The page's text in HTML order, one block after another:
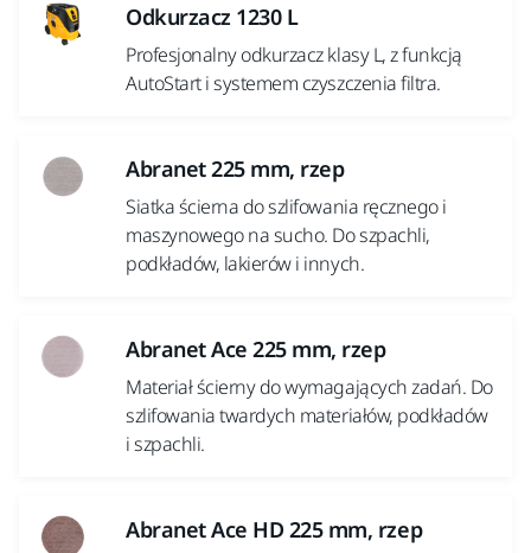
Odkurzacz 1230 L
Profesjonalny odkurzacz klasy L, z funkcją
AutoStart i systemem czyszczenia filtra.
Abranet 225 mm, rzep
Siatka ścierna do szlifowania ręcznego i
maszynowego na sucho. Do szpachli,
podkładów, lakierów i innych.
Abranet Ace 225 mm, rzep
Materiał ścierny do wymagających zadań. Do
szlifowania twardych materiałów, podkładów
i szpachli.
Abranet Ace HD 225 mm, rzep